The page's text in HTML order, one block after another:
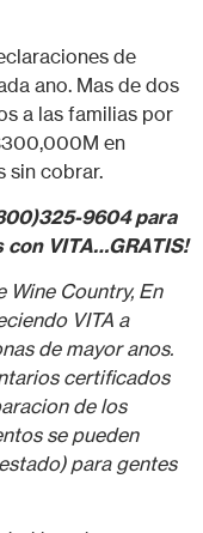
de
ano. Mas de dos
a las familias por
en
sin cobrar.
9604 para
con VITA…GRATIS!
Wine Country, En
VITA a
de mayor anos.
certificados
de los
se pueden
para gentes